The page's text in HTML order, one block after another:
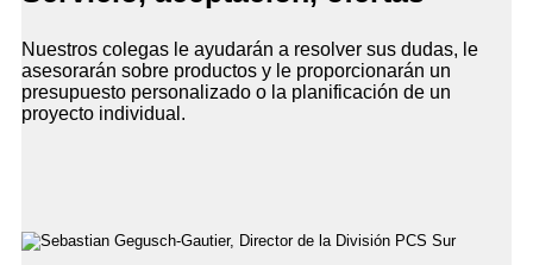
Nuestros colegas le ayudarán a resolver sus dudas, le
asesorarán sobre productos y le proporcionarán un
presupuesto personalizado o la planificación de un
proyecto individual.